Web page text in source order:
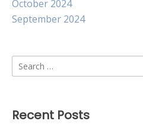
October 2024
September 2024
Search
for:
Recent Posts